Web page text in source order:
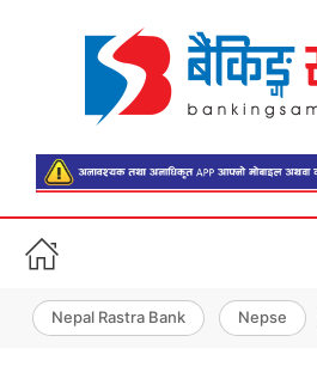
Nepal Rastra Bank Nepse